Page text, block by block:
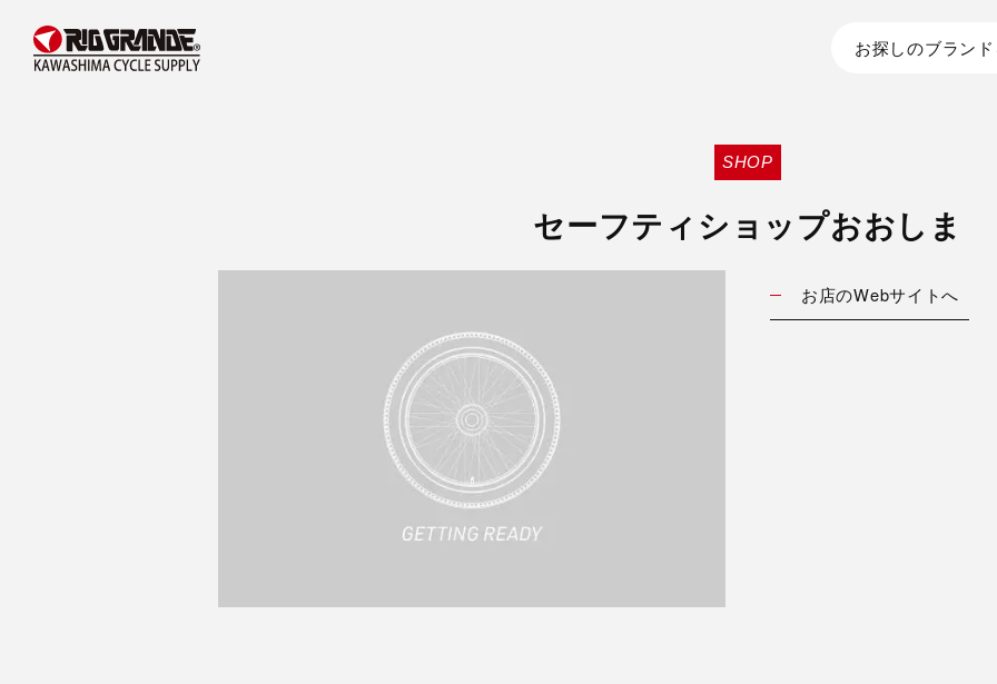
お探しのブラン
SHOP
セーフティショップおおしま
お店のWebサイトへ